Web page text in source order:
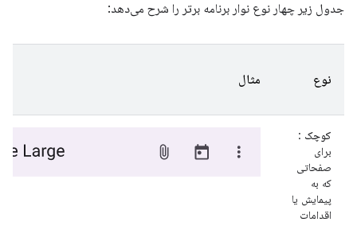
جدول زیر چهار نوع نوار برنامه برتر را شرح می‌دهد:
نوع مثال
کوچک :
برای
صفحاتی
که به
پیمایش یا
اقدامات